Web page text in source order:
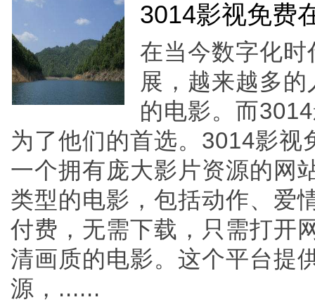
3014影视免费
在当今数字化
展，越来越多
的电影。而
为了他们的首选。3014影
一个拥有庞大影片资源的网
类型的电影，包括动作、爱
付费，无需下载，只需打开
清画质的电影。这个平台提
源，......